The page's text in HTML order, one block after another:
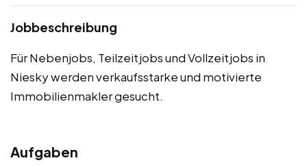
Jobbeschreibung
Für Nebenjobs, Teilzeitjobs und Vollzeitjobs in
Niesky werden verkaufsstarke und motivierte
Immobilienmakler gesucht.
Aufgaben